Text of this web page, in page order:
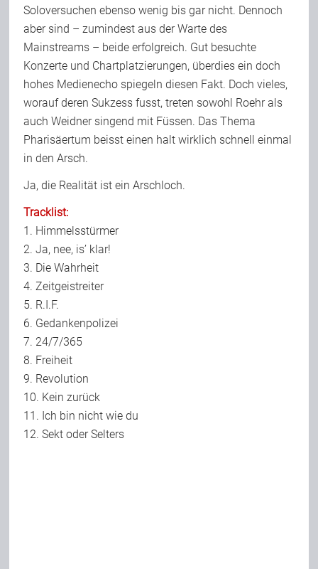
Soloversuchen ebenso wenig bis gar nicht. Dennoch
aber sind – zumindest aus der Warte des
Mainstreams – beide erfolgreich. Gut besuchte
Konzerte und Chartplatzierungen, überdies ein doch
hohes Medienecho spiegeln diesen Fakt. Doch vieles,
worauf deren Sukzess fusst, treten sowohl Roehr als
auch Weidner singend mit Füssen. Das Thema
Pharisäertum beisst einen halt wirklich schnell einmal
in den Arsch.
Ja, die Realität ist ein Arschloch.
Tracklist:
1. Himmelsstürmer
2. Ja, nee, is’ klar!
3. Die Wahrheit
4. Zeitgeistreiter
5. R.I.F.
6. Gedankenpolizei
7. 24/7/365
8. Freiheit
9. Revolution
10. Kein zurück
11. Ich bin nicht wie du
12. Sekt oder Selters